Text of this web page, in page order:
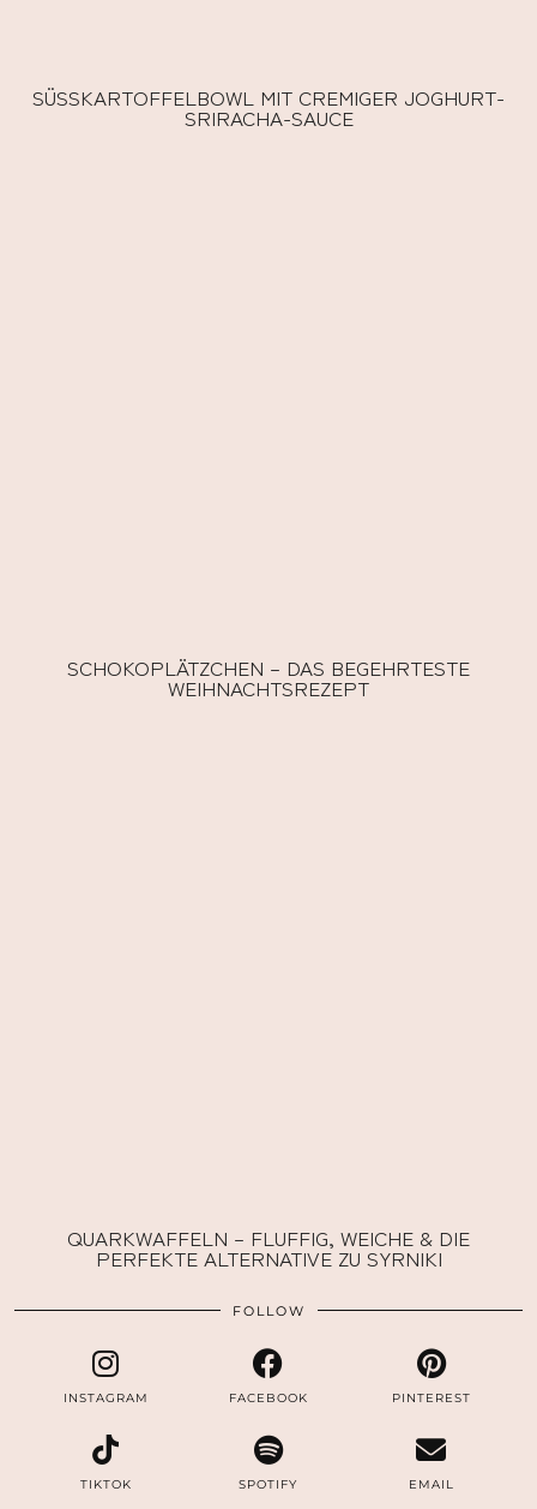
SÜSSKARTOFFELBOWL MIT CREMIGER JOGHURT-S
RIRACHA-SAUCE
SCHOKOPLÄTZCHEN – DAS BEGEHRTESTE
WEIHNACHTSREZEPT
QUARKWAFFELN – FLUFFIG, WEICHE & DIE
PERFEKTE ALTERNATIVE ZU SYRNIKI
FOLLOW
INSTAGRAM FACEBOOK PINTEREST
TIKTOK SPOTIFY EMAIL